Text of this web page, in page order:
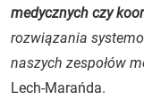
medycznych czy
rozwiązania
naszych zespołów
Lech-Marańda.